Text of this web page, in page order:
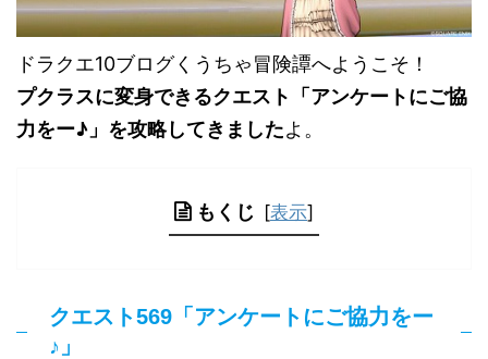
ドラクエ10ブログくうちゃ冒険譚へようこそ！
プクラスに変身できるクエスト「アンケートにご協
力をー♪」を攻略してきましたよ。
もくじ [表示]
クエスト569「アンケートにご協力をー
♪」